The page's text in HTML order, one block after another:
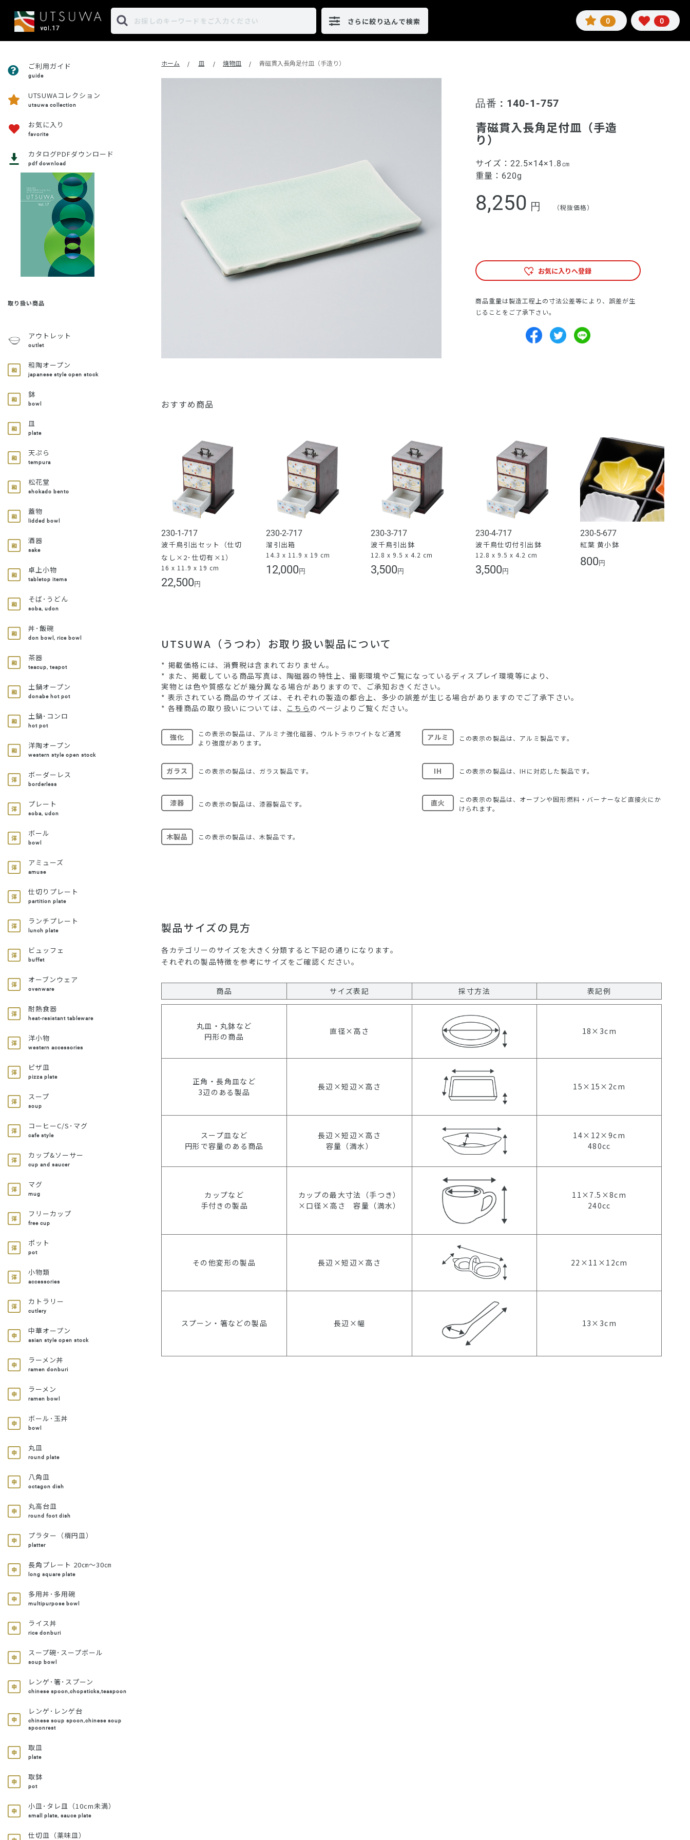
さらに絞り込んで検索 0 0
ご利用ガイド
guide
UTSUWAコレクション
utsuwa collection
お気に入り
favorite
カタログPDFダウンロード
pdf download
取り扱い商品
アウトレット
outlet
和陶オープン
japanese style open stock
鉢
bowl
皿
plate
天ぷら
tempura
松花堂
shokado bento
蓋物
lidded bowl
酒器
sake
卓上小物
tabletop items
そば･うどん
soba, udon
丼･飯碗
don bowl, rice bowl
茶器
teacup, teapot
土鍋オープン
donabe hot pot
土鍋･コンロ
hot pot
洋陶オープン
western style open stock
ボーダーレス
borderless
プレート
soba, udon
ボール
bowl
アミューズ
amuse
仕切りプレート
partition plate
ランチプレート
lunch plate
ビュッフェ
buffet
オーブンウェア
ovenware
耐熱食器
heat-resistant tableware
洋小物
western accessories
ピザ皿
pizza plate
スープ
soup
コーヒーC/S･マグ
cafe style
カップ&ソーサー
cup and saucer
マグ
mug
フリーカップ
free cup
ポット
pot
小物類
accessories
カトラリー
cutlery
中華オープン
asian style open stock
ラーメン丼
ramen donburi
ラーメン
ramen bowl
ボール･玉丼
bowl
丸皿
round plate
八角皿
octagon dish
丸高台皿
round foot dish
プラター（楕円皿）
platter
長角プレート 20㎝～30㎝
long square plate
多用丼･多用碗
multipurpose bowl
ライス丼
rice donburi
スープ碗･スープボール
soup bowl
レンゲ･箸･スプーン
chinese spoon,chopsticks,teaspoon
レンゲ･レンゲ台
chinese soup spoon,chinese soup
spoonrest
取皿
plate
取鉢
pot
小皿･タレ皿（10cm未満）
small plate, sauce plate
仕切皿（薬味皿）
ホーム / 皿 / 焼物皿 / 青磁貫入長角足付皿（手造り）
品番 : 140-1-757
青磁貫入長角足付皿（手造
り）
サイズ： 22.5×14×1.8㎝
重量： 620g
8,250 円 （税抜価格）
お気に入りへ登録
商品重量は製造工程上の寸法公差等により、誤差が生
じることをご了承下さい。
おすすめ商品
230-1-717
波千鳥引出セット（仕切
なし×2･仕切有×1）
16 x 11.9 x 19 cm
22,500 円
230-2-717
溜引出箱
14.3 x 11.9 x 19 cm
12,000 円
230-3-717
波千鳥引出鉢
12.8 x 9.5 x 4.2 cm
3,500 円
230-4-717
波千鳥仕切付引出鉢
12.8 x 9.5 x 4.2 cm
3,500 円
230-5-677
紅葉 黄小鉢
800 円
UTSUWA（うつわ）お取り扱い製品について
* 掲載価格には、消費税は含まれておりません。
* また、掲載している商品写真は、陶磁器の特性上、撮影環境やご覧になっているディスプレイ環境等により、
実物とは色や質感などが幾分異なる場合がありますので、ご承知おきください。
* 表示されている商品のサイズは、それぞれの製造の都合上、多少の誤差が生じる場合がありますのでご了承下さい。
* 各種商品の取り扱いについては、 こちら のページよりご覧ください。
強化
この表示の製品は、アルミナ強化磁器、ウルトラホワイトなど通常
より強度があります。
アルミ この表示の製品は、アルミ製品です。
ガラス この表示の製品は、ガラス製品です。 IH この表示の製品は、IHに対応した製品です。
漆器 この表示の製品は、漆器製品です。 直火
この表示の製品は、オーブンや固形燃料・バーナーなど直接火にか
けられます。
木製品 この表示の製品は、木製品です。
製品サイズの見方
各カテゴリーのサイズを大きく分類すると下記の通りになります。
それぞれの製品特徴を参考にサイズをご確認ください。
商品 サイズ表記 採寸方法 表記例
丸皿・丸鉢など
円形の商品
直径×高さ 18×3cm
正角・長角皿など
3辺のある製品
長辺×短辺×高さ 15×15×2cm
スープ皿など
円形で容量のある商品
長辺×短辺×高さ
容量（満水）
14×12×9cm
480cc
カップなど
手付きの製品
カップの最大寸法（手つき）
×口径×高さ 容量（満水）
11×7.5×8cm
240cc
その他変形の製品 長辺×短辺×高さ 22×11×12cm
スプーン・箸などの製品 長辺×幅 13×3cm